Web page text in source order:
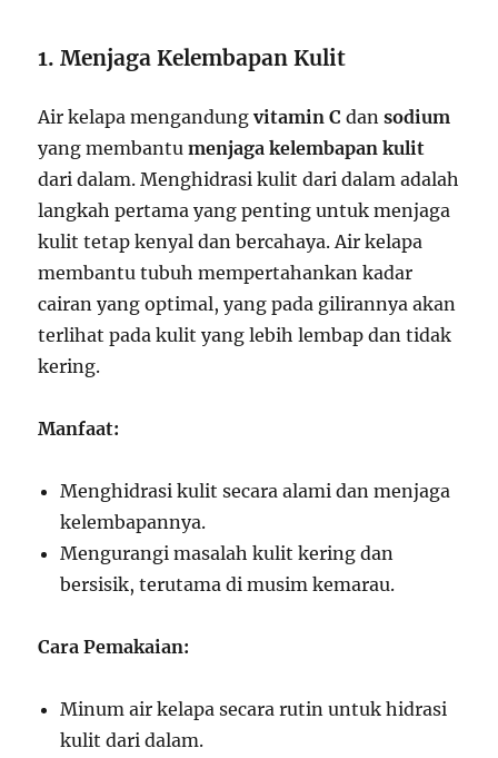
1. Menjaga Kelembapan Kulit
Air kelapa mengandungvitamin C dansodium
yang membantumenjaga kelembapan kulit
dari dalam. Menghidrasi kulit dari dalam adalah
langkah pertama yang penting untuk menjaga
kulit tetap kenyal dan bercahaya. Air kelapa
membantu tubuh mempertahankan kadar
cairan yang optimal, yang pada gilirannya akan
terlihat pada kulit yang lebih lembap dan tidak
kering.
Manfaat:
Menghidrasi kulit secara alami dan menjaga
kelembapannya.
Mengurangi masalah kulit kering dan
bersisik, terutama di musim kemarau.
Cara Pemakaian:
Minum air kelapa secara rutin untuk hidrasi
kulit dari dalam.